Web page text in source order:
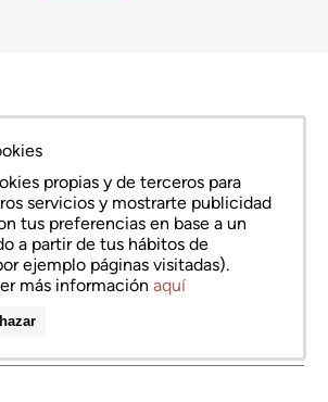
propias y de terceros para
servicios y mostrarte publicidad
tus preferencias en base a un
a partir de tus hábitos de
ejemplo páginas visitadas).
más información aquí